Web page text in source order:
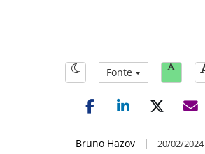
Fonte
Bruno Hazov| 20/02/2024